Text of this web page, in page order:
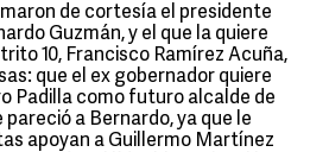
de cortesía el presidente
Guzmán, y el que la quiere
10, Francisco Ramírez Acuña,
que el ex gobernador quiere
Padilla como futuro alcalde de
pareció a Bernardo, ya que le
apoyan a Guillermo Martínez